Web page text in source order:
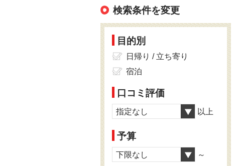
検索条件を変更
目的別
日帰り / 立ち寄り
宿泊
口コミ評価
指定なし 以上
予算
下限なし ～